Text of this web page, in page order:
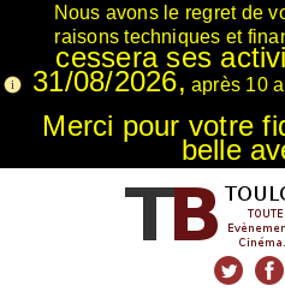
Nous avons le regret de
raisons techniques et
cessera ses
31/08/2026, après 10
Merci pour votre
belle